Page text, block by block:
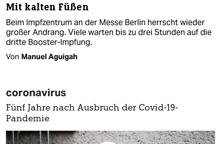
Mit kalten Füßen
Beim Impfzentrum an der Messe Berlin herrscht wieder
großer Andrang. Viele warten bis zu drei Stunden auf die
dritte Booster-Impfung.
Von Manuel Aguigah
coronavirus
Fünf Jahre nach Ausbruch der Covid-19-
Pandemie